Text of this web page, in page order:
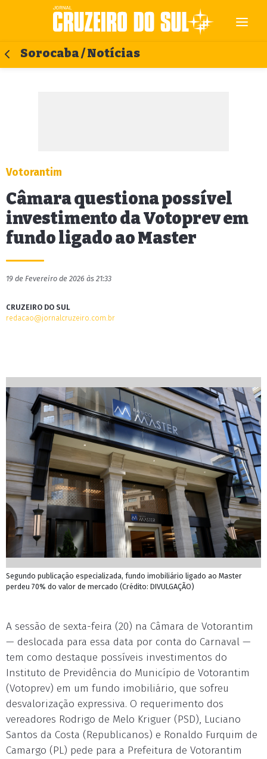
Sorocaba / Notícias
Votorantim
Câmara questiona possível
investimento da Votoprev em
fundo ligado ao Master
19 de Fevereiro de 2026 às 21:33
CRUZEIRO DO SUL
redacao@jornalcruzeiro.com.br
Segundo publicação especializada, fundo imobiliário ligado ao Master
perdeu 70% do valor de mercado (Crédito: DIVULGAÇÃO)
A sessão de sexta-feira (20) na Câmara de Votorantim
— deslocada para essa data por conta do Carnaval —
tem como destaque possíveis investimentos do
Instituto de Previdência do Município de Votorantim
(Votoprev) em um fundo imobiliário, que sofreu
desvalorização expressiva. O requerimento dos
vereadores Rodrigo de Melo Kriguer (PSD), Luciano
Santos da Costa (Republicanos) e Ronaldo Furquim de
Camargo (PL) pede para a Prefeitura de Votorantim